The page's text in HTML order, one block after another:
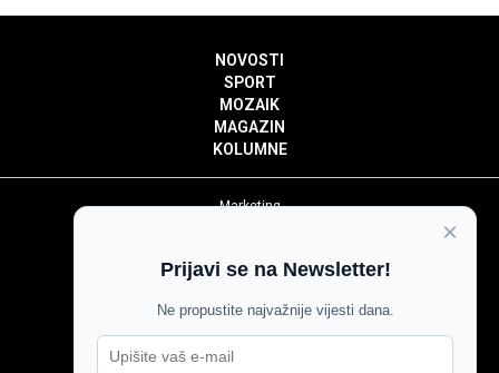
NOVOSTI
SPORT
MOZAIK
MAGAZIN
KOLUMNE
Marketing
Impressum
Pravila komentiranja
Agroglas
×
Prijavi se na Newsletter!
Ne propustite najvažnije vijesti dana.